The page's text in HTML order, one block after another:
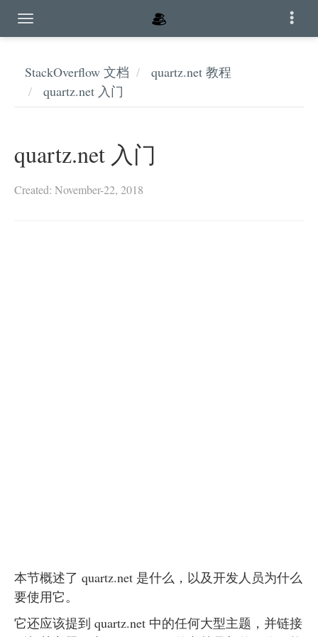
StackOverflow 文档
quartz.net 教程
quartz.net 入门
quartz.net 入门
Created: November-22, 2018
本节概述了 quartz.net 是什么，以及开发人员为什么
要使用它。
它还应该提到 quartz.net 中的任何大型主题，并链接